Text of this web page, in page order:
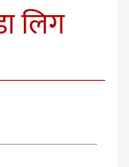
लिग